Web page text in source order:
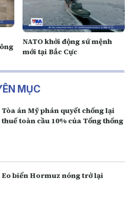
NATO khởi động sứ mệnh
mới tại Bắc Cực
MỤC
Tòa án Mỹ phán quyết chống lại
thuế toàn cầu 10% của Tổng thống
Eo biển Hormuz nóng trở lại